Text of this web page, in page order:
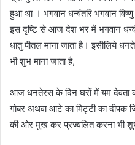
हुआ था । भगवान धन्वंतरि भगवान
इस दृष्टि से आज देश भर में भगवान
धातु पीतल माना जाता है। इसीलिये
भी शुभ माना जाता है,
आज धनतेरस के दिन घरों में यम देवता
गोबर अथवा आटे का मिट्टी का दीपक
की ओर मुख कर प्रज्वलित करना भी शुभ